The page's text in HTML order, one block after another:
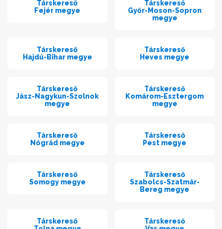
Társkereső
Fejér megye
Társkereső
Győr-Moson-Sopron
megye
Társkereső
Hajdú-Bihar megye
Társkereső
Heves megye
Társkereső
Jász-Nagykun-Szolnok
megye
Társkereső
Komárom-Esztergom
megye
Társkereső
Nógrád megye
Társkereső
Pest megye
Társkereső
Somogy megye
Társkereső
Szabolcs-Szatmár-
Bereg megye
Társkereső
Társkereső